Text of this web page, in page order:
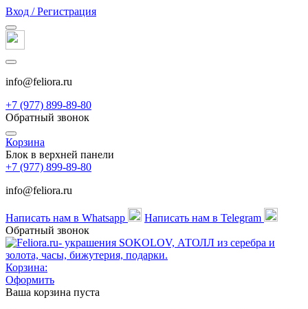
Вход / Регистрация
info@feliora.ru
+7 (977) 899-89-80
Обратный звонок
Корзина
Блок в верхней панели
+7 (977) 899-89-80
info@feliora.ru
Написать нам в Whatsapp
Написать нам в Telegram
Обратный звонок
Корзина:
Оформить
Ваша корзина пуста